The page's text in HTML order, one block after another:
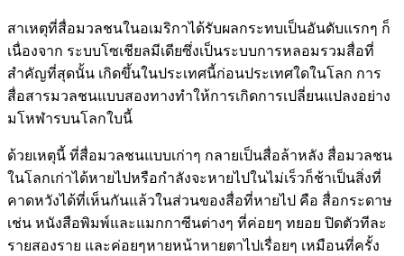
สาเหตุที่สื่อมวลชนในอเมริกาได้รับผลกระทบเป็นอันดับแรกๆ ก็
เนื่องจาก ระบบโซเชียลมีเดียซึ่งเป็นระบบการหลอมรวมสื่อที่
สำคัญที่สุดนั้น เกิดขึ้นในประเทศนี้ก่อนประเทศใดในโลก การ
สื่อสารมวลชนแบบสองทางทำให้การเกิดการเปลี่ยนแปลงอย่าง
มโหฬารบนโลกใบนี้
ด้วยเหตุนี้ ที่สื่อมวลชนแบบเก่าๆ กลายเป็นสื่อล้าหลัง สื่อมวลชน
ในโลกเก่าได้หายไปหรือกำลังจะหายไปในไม่เร็วก็ช้าเป็นสิ่งที่
คาดหวังได้ที่เห็นกันแล้วในส่วนของสื่อที่หายไป คือ สื่อกระดาษ
เช่น หนังสือพิมพ์และแมกกาซีนต่างๆ ที่ค่อยๆ ทยอย ปิดตัวทีละ
รายสองราย และค่อยๆหายหน้าหายตาไปเรื่อยๆ เหมือนที่ครั้ง